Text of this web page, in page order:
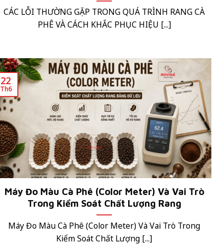
CÁC LỖI THƯỜNG GẶP TRONG QUÁ TRÌNH RANG CÀ
PHÊ VÀ CÁCH KHẮC PHỤC HIỆU [...]
Máy Đo Màu Cà Phê (Color Meter) Và Vai Trò
Trong Kiểm Soát Chất Lượng Rang
Máy Đo Màu Cà Phê (Color Meter) Và Vai Trò Trong
Kiểm Soát Chất Lượng [...]
22
Th6